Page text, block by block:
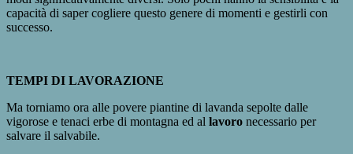
capacità di saper cogliere questo genere di momenti e gestirli con
successo.
TEMPI DI LAVORAZIONE
Ma torniamo ora alle povere piantine di lavanda sepolte dalle
vigorose e tenaci erbe di montagna ed al lavoro necessario per
salvare il salvabile.